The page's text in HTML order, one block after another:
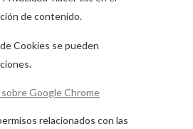
de contenido.
Cookies se pueden
Google Chrome
relacionados con las